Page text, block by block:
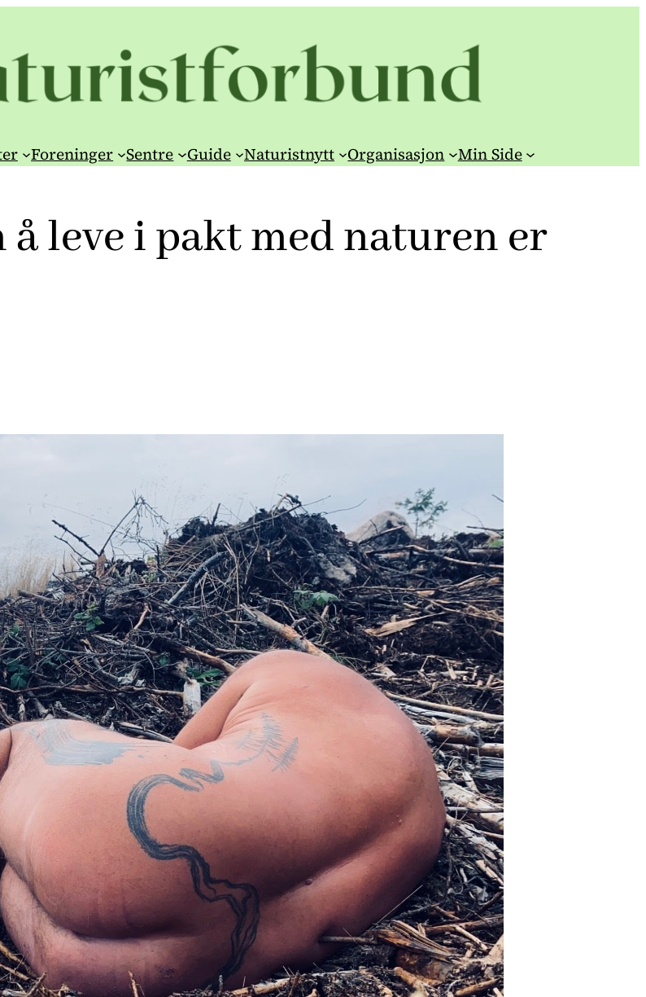
Foreninger Sentre Guide Naturistnytt Organisasjon Min Side
leve i pakt med naturen er